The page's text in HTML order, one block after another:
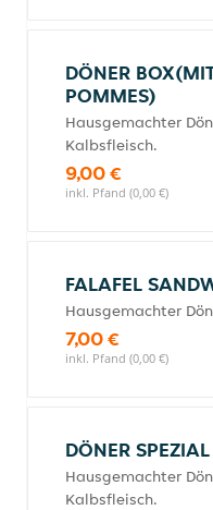
DÖNER
POMMES)
Hausgemachter
Kalbsfleisch.
9,00 €
inkl. Pfand (0,00 €)
FALAFEL
Hausgemachter
7,00 €
inkl. Pfand (0,00 €)
DÖNER SPEZIAL
Hausgemachter
Kalbsfleisch.